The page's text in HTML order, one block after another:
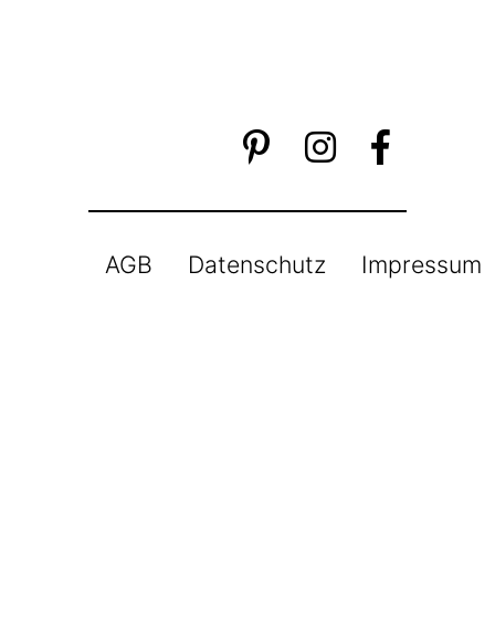
AGB Datenschutz Impressum